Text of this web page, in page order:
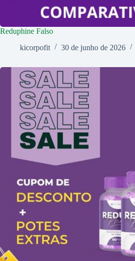
Reduphine Falso
kicorpofit
30 de junho de 2026